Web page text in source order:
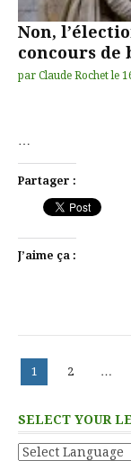
Non,
concours de
par Claude Rochet le
…
Partager :
J’aime ça :
des
Page
1 Page
2 …
SELECT YOUR